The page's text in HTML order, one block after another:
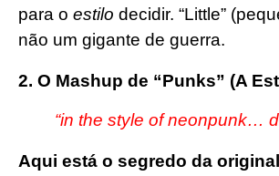
para o estilo decidir. “Little”
não um gigante de guerra.
2. O Mashup de “Punks” (A
“in the style of neonpunk…
Aqui está o segredo da